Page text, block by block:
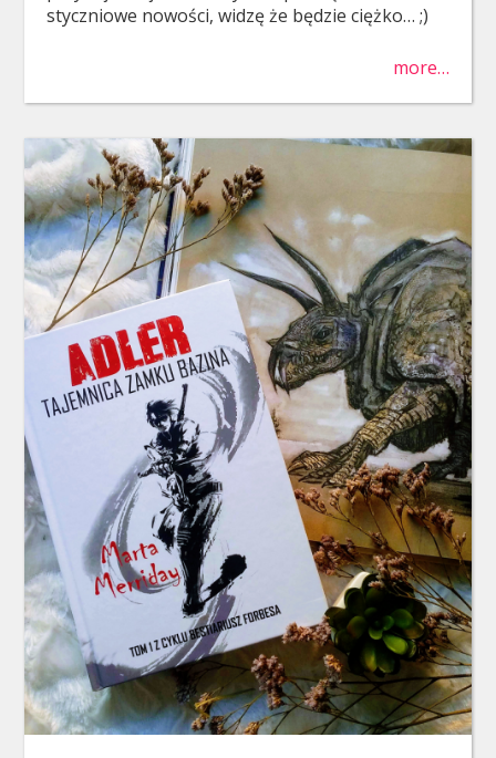
styczniowe nowości, widzę że będzie ciężko… ;)
more…